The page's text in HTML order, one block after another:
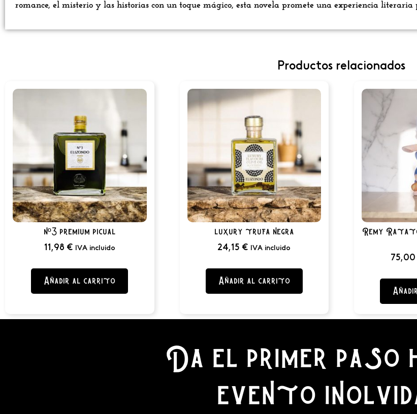
romance, el misterio y las historias con un toque mágico, esta novela promete una experiencia
Productos relacionados
nº3 premium picual
11,98 € IVA incluido
Añadir al carrito
luxury trufa negra
24,15€ IVA incluido
Añadir al carrito
Remy
Da el primer paso
evento